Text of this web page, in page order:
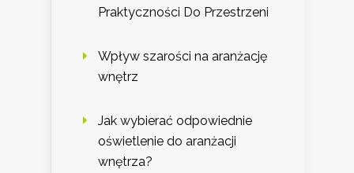
Praktyczności Do Przestrzeni
Wpływ szarości na aranżację
wnętrz
Jak wybierać odpowiednie
oświetlenie do aranżacji
wnętrza?